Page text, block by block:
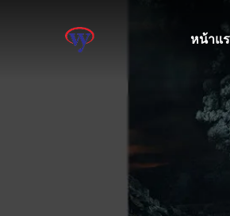
หน้าแ